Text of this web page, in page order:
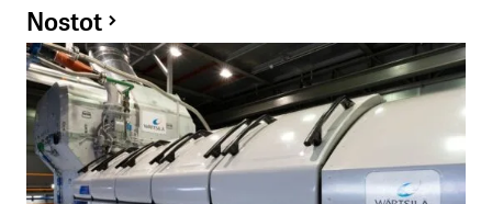
Nostot